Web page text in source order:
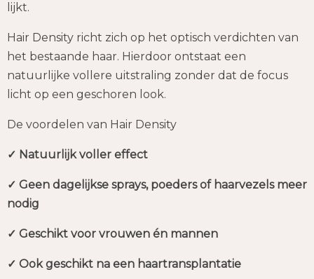
lijkt.
Hair Density richt zich op het optisch verdichten van
het bestaande haar. Hierdoor ontstaat een
natuurlijke vollere uitstraling zonder dat de focus
licht op een geschoren look.
De voordelen van Hair Density
✓ Natuurlijk voller effect
✓ Geen dagelijkse sprays, poeders of haarvezels meer
nodig
✓ Geschikt voor vrouwen én mannen
✓ Ook geschikt na een haartransplantatie